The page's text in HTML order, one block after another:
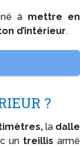
à mettre en
d’intérieur.
?
la dalle
un treillis armé